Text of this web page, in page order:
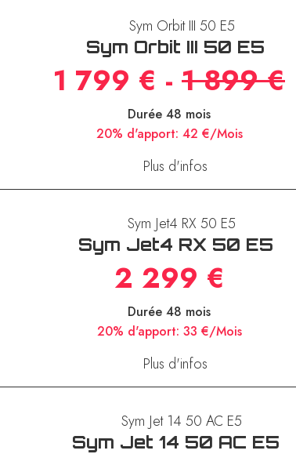
Sym Orbit III 50 E5
1 799 € - 1 899 €
Durée 48 mois
20% d'apport: 42 €/Mois
Plus d'infos
Sym Jet4 RX 50 E5
2 299 €
Durée 48 mois
20% d'apport: 33 €/Mois
Plus d'infos
Sym Jet 14 50 AC E5